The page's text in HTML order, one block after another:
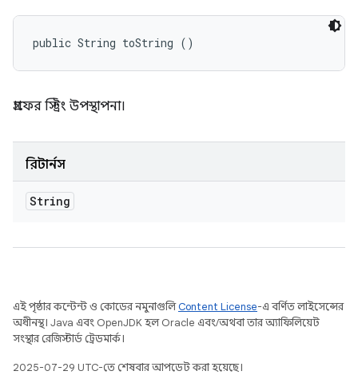
public String toString ()
গ্রাফের স্ট্রিং উপস্থাপনা।
রিটার্নস
String
এই পৃষ্ঠার কন্টেন্ট ও কোডের নমুনাগুলিContent License-এ বর্ণিত লাইসেন্সের
অধীনস্থ। Java এবং OpenJDK হল Oracle এবং/অথবা তার অ্যাফিলিয়েট
সংস্থার রেজিস্টার্ড ট্রেডমার্ক।
2025-07-29 UTC-তে শেষবার আপডেট করা হয়েছে।